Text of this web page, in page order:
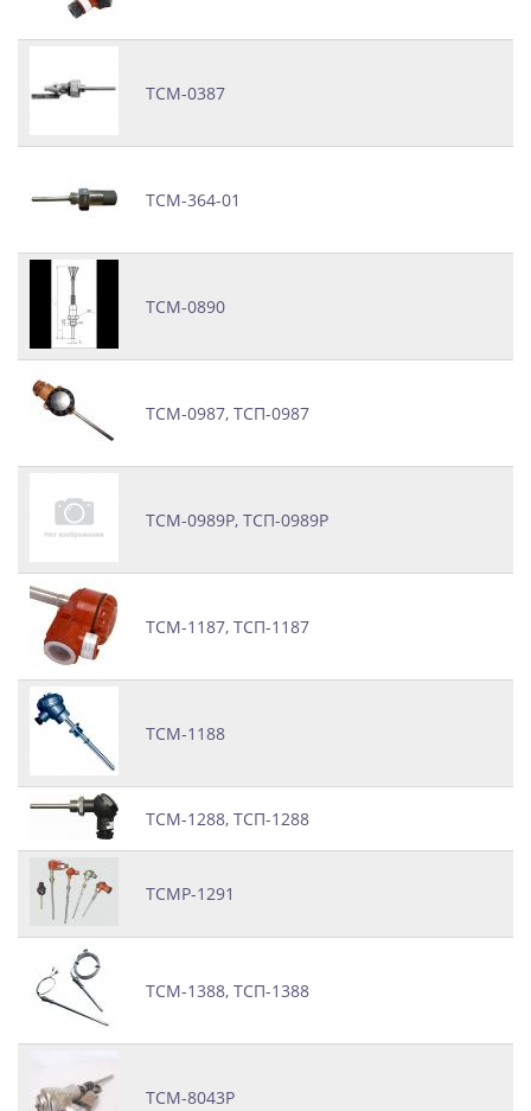
ТСМ-0387
ТСМ-364-01
ТСМ-0890
ТСМ-0987, ТСП-0987
ТСМ-0989Р, ТСП-0989Р
ТСМ-1187, ТСП-1187
ТСМ-1188
ТСМ-1288, ТСП-1288
ТСМР-1291
ТСМ-1388, ТСП-1388
ТСМ-8043Р